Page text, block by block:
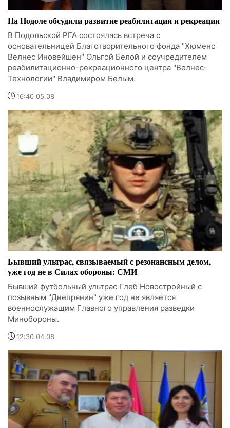
На Подоле обсудили развитие реабилитации и рекреации
В Подольской РГА состоялась встреча с
основательницей Благотворительного фонда "Хюменс
Велнес Иновейшен" Ольгой Белой и соучредителем
реабилитационно-рекреационного центра "Велнес-
Технологии" Владимиром Белым.
16:40 05.08
Бывший ультрас, связываемый с резонансным делом,
уже год не в Силах обороны: СМИ
Бывший футбольный ультрас Глеб Новостройный с
позывным "Днепрянин" уже год не является
военнослужащим Главного управления разведки
Минобороны.
12:30 04.08